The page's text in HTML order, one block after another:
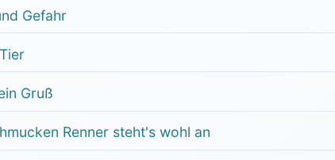
Gefahr
Gruß
Renner steht's wohl an